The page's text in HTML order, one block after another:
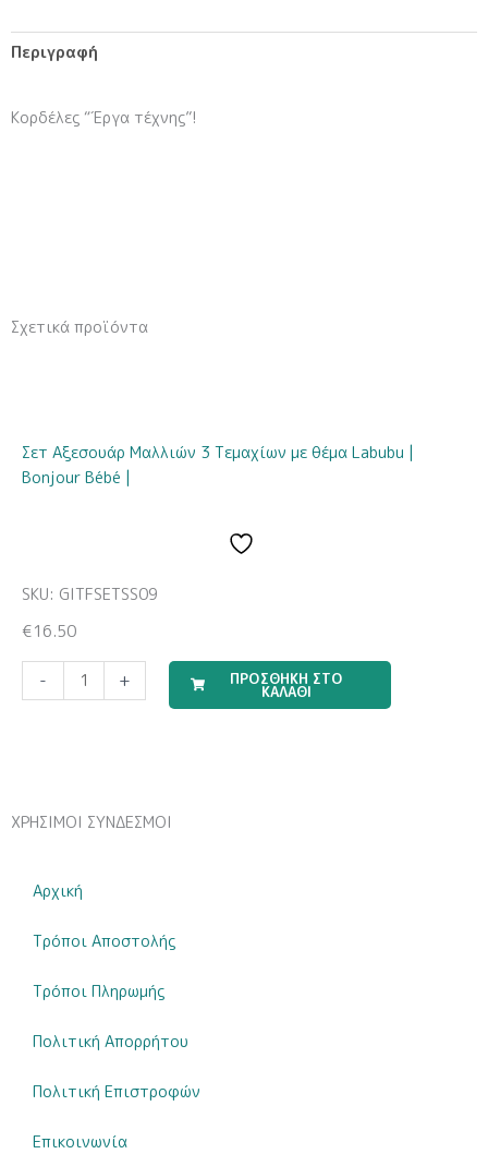
Περιγραφή
Κορδέλες “Έργα τέχνης”!
Σχετικά προϊόντα
Σετ Αξεσουάρ Μαλλιών 3 Τεμαχίων με θέμα Labubu |
Bonjour Bébé |
SKU: GITFSETSS09
€16.50
-
Boy
+ ΠΡΟΣΘΗΚΗ ΣΤΟ
ΚΑΛΑΘΙ
ΧΡΗΣΙΜΟΙ ΣΥΝΔΕΣΜΟΙ
Αρχική
Τρόποι Αποστολής
Τρόποι Πληρωμής
Πολιτική Απορρήτου
Πολιτική Επιστροφών
Επικοινωνία